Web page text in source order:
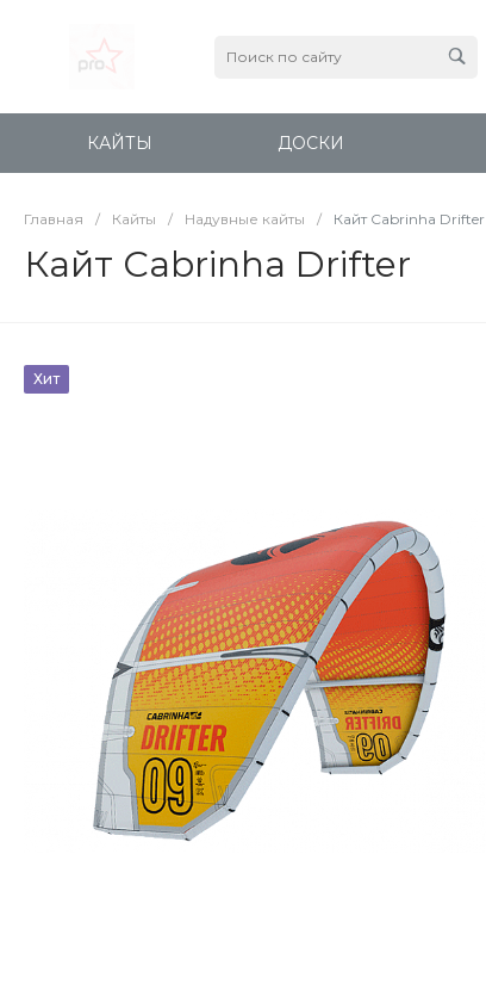
КАЙТЫ ДОСКИ
Главная / Кайты / Надувные кайты / Кайт Cabrinha Drifter
Кайт Cabrinha Drifter
Хит